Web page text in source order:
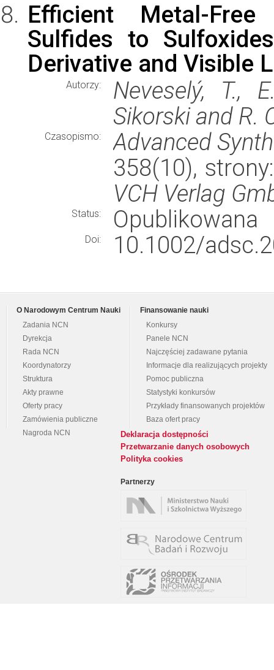
Efficient Metal-
Sulfides to
Derivative and Visible
Autorzy:
Neveselý, T.,
Sikorski and R.
Czasopismo:
Advanced
358(10),
VCH Verlag
Status: Opublikowana
Doi: 10.1002/
O Narodowym Centrum Nauki
Zadania NCN
Dyrekcja
Rada NCN
Koordynatorzy
Struktura
Akty prawne
Oferty pracy
Zamówienia publiczne
Nagroda NCN
Finansowanie nauki
Konkursy
Panele NCN
Najczęściej zadawane pytania
Informacje dla realizujących projekty
Pomoc publiczna
Statystyki konkursów
Przykłady finansowanych projektów
Baza ofert pracy
Deklaracja dostępności
Przetwarzanie danych osobowych
Polityka cookies
Partnerzy